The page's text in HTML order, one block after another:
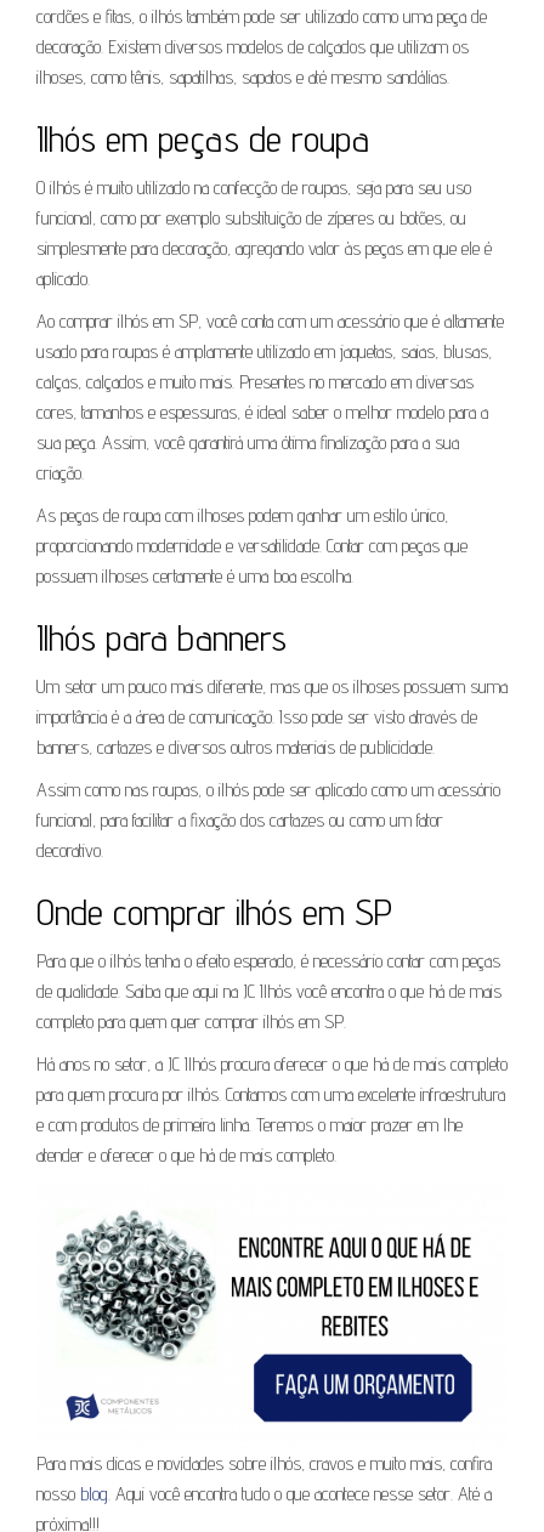
cordões e fitas, o ilhós também pode ser utilizado como uma peça de
decoração. Existem diversos modelos de calçados que utilizam os
ilhoses, como tênis, sapatilhas, sapatos e até mesmo sandálias.
Ilhós em peças de roupa
O ilhós é muito utilizado na confecção de roupas, seja para seu uso
funcional, como por exemplo substituição de zíperes ou botões, ou
simplesmente para decoração, agregando valor às peças em que ele é
aplicado.
Ao comprar ilhós em SP, você conta com um acessório que é altamente
usado para roupas é amplamente utilizado em jaquetas, saias, blusas,
calças, calçados e muito mais. Presentes no mercado em diversas
cores, tamanhos e espessuras, é ideal saber o melhor modelo para a
sua peça. Assim, você garantirá uma ótima finalização para a sua
criação.
As peças de roupa com ilhoses podem ganhar um estilo único,
proporcionando modernidade e versatilidade. Contar com peças que
possuem ilhoses certamente é uma boa escolha.
Ilhós para banners
Um setor um pouco mais diferente, mas que os ilhoses possuem suma
importância é a área de comunicação. Isso pode ser visto através de
banners, cartazes e diversos outros materiais de publicidade.
Assim como nas roupas, o ilhós pode ser aplicado como um acessório
funcional, para facilitar a fixação dos cartazes ou como um fator
decorativo.
Onde comprar ilhós em SP
Para que o ilhós tenha o efeito esperado, é necessário contar com peças
de qualidade. Saiba que aqui na JC Ilhós você encontra o que há de mais
completo para quem quer comprar ilhós em SP.
Há anos no setor, a JC Ilhós procura oferecer o que há de mais completo
para quem procura por ilhós. Contamos com uma excelente infraestrutura
e com produtos de primeira linha. Teremos o maior prazer em lhe
atender e oferecer o que há de mais completo.
Para mais dicas e novidades sobre ilhós, cravos e muito mais, confira
nosso blog . Aqui você encontra tudo o que acontece nesse setor. Até a
próxima!!!